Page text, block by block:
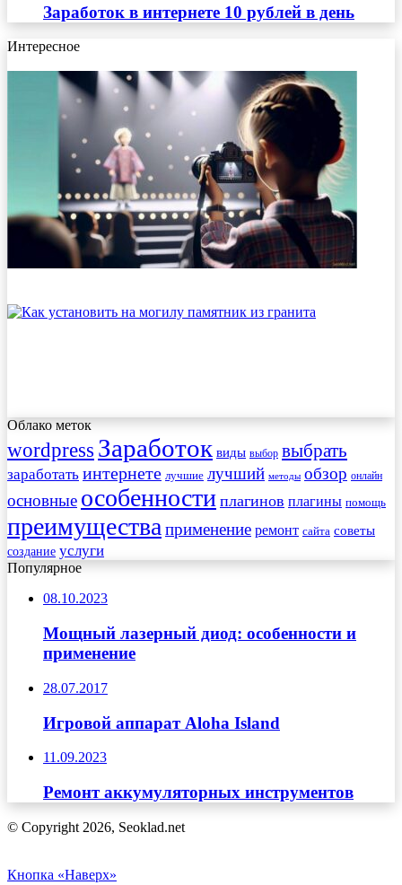
Заработок в интернете 10 рублей в день
Интересное
Облако меток
wordpress Заработок виды выбор выбрать
заработать интернете лучшие лучший методы обзор онлайн
основные особенности плагинов плагины помощь
преимущества применение ремонт сайта советы
создание услуги
Популярное
08.10.2023
Мощный лазерный диод: особенности и
применение
28.07.2017
Игровой аппарат Aloha Island
11.09.2023
Ремонт аккумуляторных инструментов
© Copyright 2026, Seoklad.net
Кнопка «Наверх»